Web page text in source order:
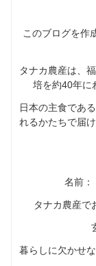
このブログを作
タナカ農産は、
培を約40年に
日本の主食であ
れるかたちで届
名前：
タナカ農産で
暮らしに欠かせ